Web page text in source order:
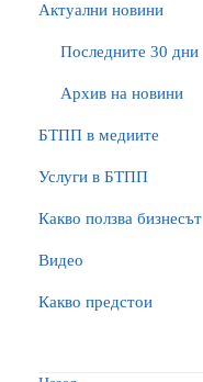
Актуални новини
Последните 30 дни
Архив на новини
БTПП в медиите
Услуги в БТПП
Какво ползва бизнесът
Видео
Какво предстои